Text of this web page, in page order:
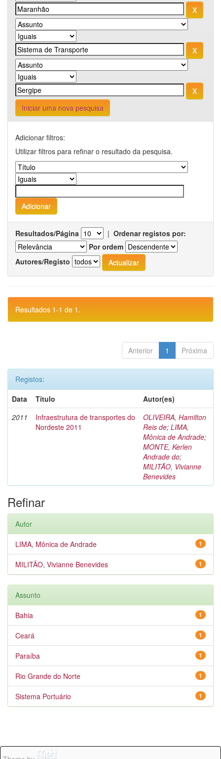
Iniciar uma nova pesquisa
Adicionar filtros:
Utilizar filtros para refinar o resultado da pesquisa.
Resultados/Página | Ordenar registos por:
Por ordem
Autores/Registo
Resultados 1-1 de 1.
Anterior 1 Próxima
Registos:
Data
Título
Autor(es)
2011
Infraestrutura de transportes do
Nordeste 2011
OLIVEIRA, Hamilton
Reis de; LIMA,
Mônica de Andrade;
MONTE, Kerlen
Andrade do;
MILITÃO, Vivianne
Benevides
Refinar
Autor
1
LIMA, Mônica de Andrade
1
MILITÃO, Vivianne Benevides
Assunto
1
Bahia
1
Ceará
1
Paraíba
1
Rio Grande do Norte
1
Sistema Portuário